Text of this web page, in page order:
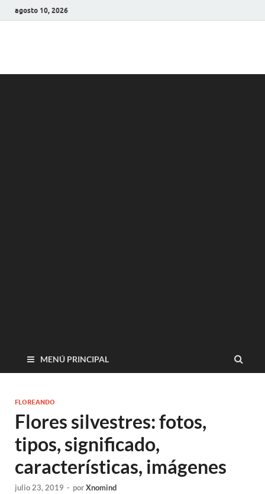
agosto 10, 2026
MENÚ PRINCIPAL
FLOREANDO
Flores silvestres: fotos,
tipos, significado,
características, imágenes
julio 23, 2019 - porXnomind